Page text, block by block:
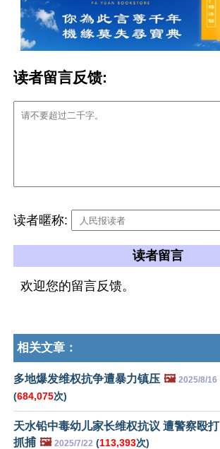
读者留言反馈:
读者暱称:
读者留言
欢迎您的留言反馈。
相关文章：
多地爆发维权抗争遭暴力镇压 🖼️ 2025/8/16
(684,075次)
天水铅中毒幼儿家长维权抗议 遭警察殴打
抓捕 🖼️ 2025/7/22 (113,393次)